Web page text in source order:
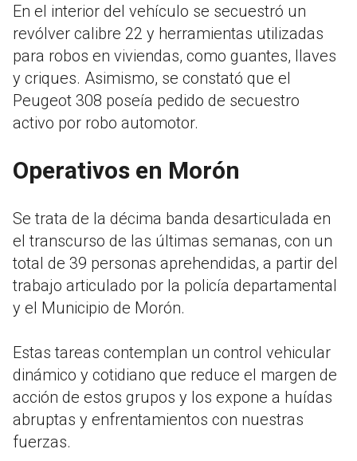
En el interior del vehículo se secuestró un
revólver calibre 22 y herramientas utilizadas
para robos en viviendas, como guantes, llaves
y criques. Asimismo, se constató que el
Peugeot 308 poseía pedido de secuestro
activo por robo automotor.
Operativos en Morón
Se trata de la décima banda desarticulada en
el transcurso de las últimas semanas, con un
total de 39 personas aprehendidas, a partir del
trabajo articulado por la policía departamental
y el Municipio de Morón.
Estas tareas contemplan un control vehicular
dinámico y cotidiano que reduce el margen de
acción de estos grupos y los expone a huídas
abruptas y enfrentamientos con nuestras
fuerzas.